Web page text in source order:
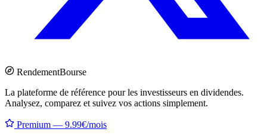
RendementBourse
La plateforme de référence pour les investisseurs en dividendes.
Analysez, comparez et suivez vos actions simplement.
Premium — 9.99€/mois